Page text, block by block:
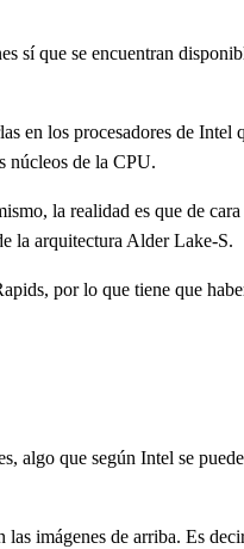
sí que se encuentran
en los procesadores de Intel
núcleos de la CPU.
la realidad es que de
la arquitectura Alder Lake-S.
por lo que tiene que
algo que según Intel se
imágenes de arriba. Es